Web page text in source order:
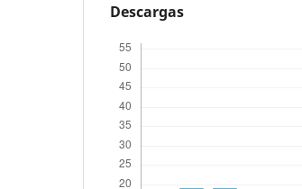
Descargas